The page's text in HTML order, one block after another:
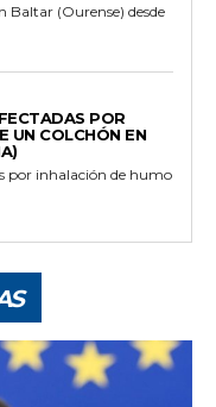
Baltar (Ourense) desde
POR
UN COLCHÓN EN
por inhalación de humo